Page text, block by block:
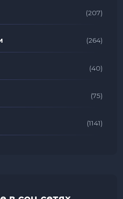
(207)
(264)
(40)
(75)
(1141)